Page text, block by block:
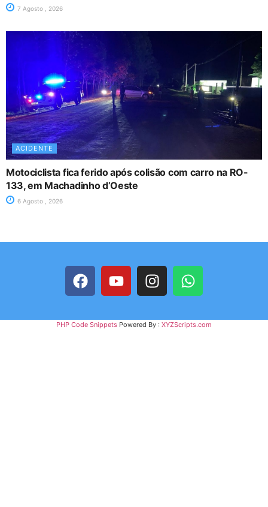
7 Agosto , 2026
ACIDENTE
Motociclista fica ferido após colisão com carro na RO-
133, em Machadinho d’Oeste
6 Agosto , 2026
PHP Code Snippets Powered By : XYZScripts.com